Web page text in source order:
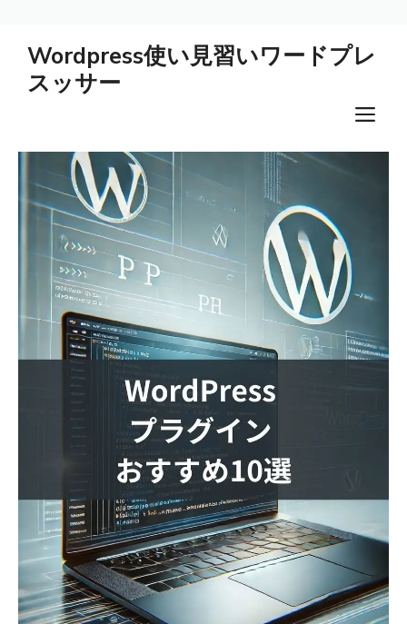
Wordpress使い見習いワードプレ
スッサー
メ
ニ